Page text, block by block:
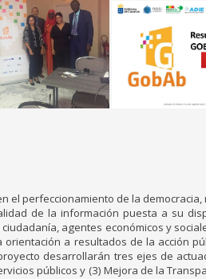
el perfeccionamiento de la
de la información puesta a su
agentes económicos y
a resultados de la acción
desarrollarán tres ejes de
públicos y (3) Mejora de la